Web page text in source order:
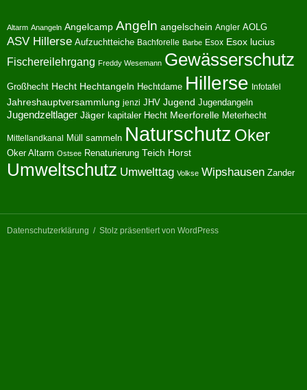
Altarm Anangeln Angelcamp Angeln angelschein Angler AOLG
ASV Hillerse Aufzuchtteiche Bachforelle Barbe Esox Esox lucius
Fischereilehrgang Freddy Wesemann Gewässerschutz
Großhecht Hecht Hechtangeln Hechtdame Hillerse Infotafel
Jahreshauptversammlung jenzi JHV Jugend Jugendangeln
Jugendzeltlager Jäger kapitaler Hecht Meerforelle Meterhecht
Mittellandkanal Müll sammeln Naturschutz Oker
Oker Altarm Ostsee Renaturierung Teich Horst
Umweltschutz Umwelttag Volkse Wipshausen Zander
Datenschutzerklärung Stolz präsentiert von WordPress